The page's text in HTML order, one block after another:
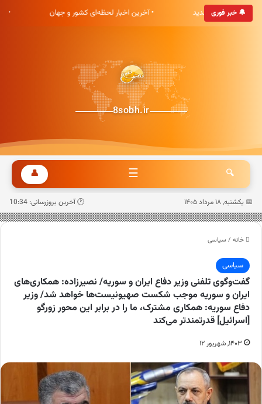
🔔 خبر فوری
هشت صبح خوش آمدید • آخرین اخبار لحظه‌ای کشور و جهان
8sobh.ir
🔍
☰
👤
📅 یکشنبه, ۱۸ مرداد ۱۴۰۵ 🕐 آخرین بروزرسانی: 10:34
خانه / سیاسی
سیاسی
گفت‌وگوی تلفنی وزیر دفاع ایران و سوریه/ نصیرزاده: همکاری‌های
ایران و سوریه موجب شکست صهیونیست‌ها خواهد شد/ وزیر
دفاع سوریه: همکاری مشترک، ما را در برابر این محور زورگو
[اسرائیل] قدرتمندتر می‌کند
۱۴۰۳, شهریور ۱۲